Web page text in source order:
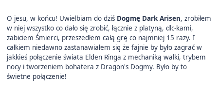
O jesu, w końcu! Uwielbiam do dziś Dogmę Dark Arisen, zrobiłem
w niej wszystko co dało się zrobić, łącznie z platyną, dlc-kami,
zabiciem Śmierci, przeszedłem całą grę co najmniej 15 razy. I
całkiem niedawno zastanawiałem się że fajnie by było zagrać w
jakkieś połączenie świata Elden Ringa z mechaniką walki, trybem
nocy i tworzeniem bohatera z Dragon's Dogmy. Było by to
świetne połączenie!